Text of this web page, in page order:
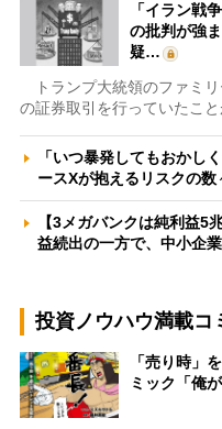
「イラン戦
の批判が強
疑…
トランプ大統領のファミ
の証券取引を行っていたこ
「いつ暴発してもおかし
ースXが抱えるリスクの
【3メガバンクは純利益5
益続出の一方で、中小企
投資ノウハウ満載コ
「売り時」
ミック「俺